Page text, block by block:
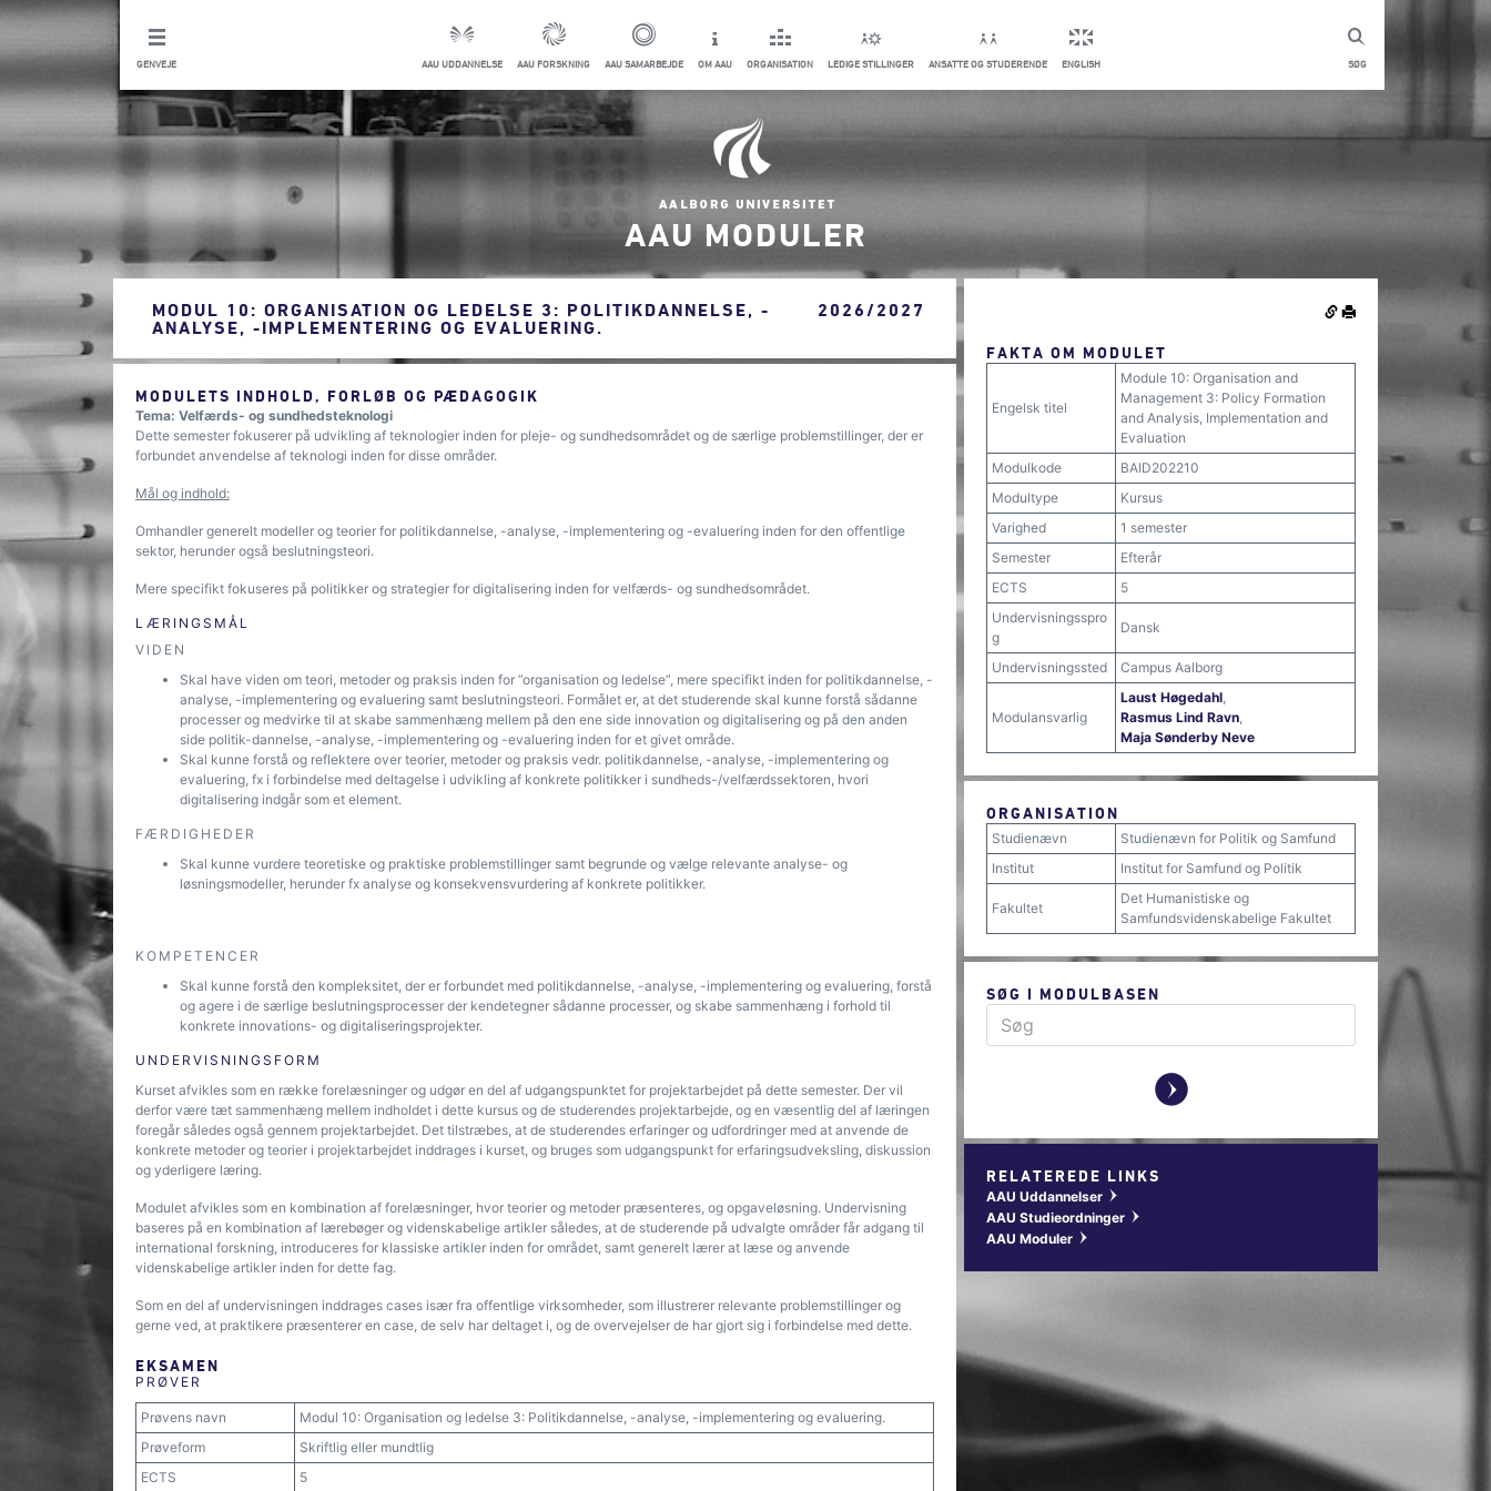
SØG
GENVEJE AAU UDDANNELSE AAU FORSKNING AAU SAMARBEJDE OM AAU ORGANISATION LEDIGE STILLINGER ANSATTE OG STUDERENDE ENGLISH
AAU MODULER
MODUL 10: ORGANISATION OG LEDELSE 3: POLITIKDANNELSE, -
ANALYSE, -IMPLEMENTERING OG EVALUERING.
2026/2027
MODULETS INDHOLD, FORLØB OG PÆDAGOGIK
Tema: Velfærds- og sundhedsteknologi
Dette semester fokuserer på udvikling af teknologier inden for pleje- og sundhedsområdet og de særlige problemstillinger, der er
forbundet anvendelse af teknologi inden for disse områder.
Mål og indhold:
Omhandler generelt modeller og teorier for politikdannelse, -analyse, -implementering og -evaluering inden for den offentlige
sektor, herunder også beslutningsteori.
Mere specifikt fokuseres på politikker og strategier for digitalisering inden for velfærds- og sundhedsområdet.
LÆRINGSMÅL
VIDEN
Skal have viden om teori, metoder og praksis inden for ”organisation og ledelse”, mere specifikt inden for politikdannelse, -
analyse, -implementering og evaluering samt beslutningsteori. Formålet er, at det studerende skal kunne forstå sådanne
processer og medvirke til at skabe sammenhæng mellem på den ene side innovation og digitalisering og på den anden
side politik-dannelse, -analyse, -implementering og -evaluering inden for et givet område.
Skal kunne forstå og reflektere over teorier, metoder og prak­sis vedr. politikdannelse, -analyse, -implementering og
evaluering, fx i forbindelse med del­tagelse i udvikling af konkrete politikker i sundheds-/velfærdssektoren, hvori
digitalisering indgår som et element.
FÆRDIGHEDER
Skal kunne vurdere teoretiske og praktiske problemstillinger samt begrunde og vælge relevante analyse- og
løsningsmodeller, herunder fx analyse og konsekvensvurdering af konkrete politikker.
KOMPETENCER
Skal kunne forstå den kompleksitet, der er forbundet med politikdannelse, -analyse, -implementering og evaluering, forstå
og agere i de særlige beslutningsprocesser der kendetegner sådanne processer, og skabe sammenhæng i forhold til
konkrete innovations- og digitaliseringsprojekter.
UNDERVISNINGSFORM
Kurset afvikles som en række forelæsninger og udgør en del af udgangspunktet for projektarbejdet på dette semester. Der vil
derfor være tæt sammenhæng mellem indholdet i dette kursus og de studerendes projektarbejde, og en væsentlig del af læringen
foregår således også gennem projektarbejdet. Det tilstræbes, at de studerendes erfaringer og udfordringer med at anvende de
konkrete metoder og teorier i projektarbejdet inddrages i kurset, og bruges som udgangspunkt for erfaringsudveksling, diskussion
og yderligere læring.
Modulet afvikles som en kombination af forelæsninger, hvor teorier og metoder præsenteres, og opgaveløsning. Undervisning
baseres på en kombination af lærebøger og videnskabelige artikler således, at de studerende på udvalgte områder får adgang til
international forskning, introduceres for klassiske artikler inden for området, samt generelt lærer at læse og anvende
videnskabelige artikler inden for dette fag.
Som en del af undervisningen inddrages cases især fra offentlige virksomheder, som illustrerer relevante problemstillinger og
gerne ved, at praktikere præsenterer en case, de selv har deltaget i, og de overvejelser de har gjort sig i forbindelse med dette.
EKSAMEN
PRØVER
Prøvens navn
Modul 10: Organisation og ledelse 3: Politikdannelse, -analyse, -implementering og evaluering.
Prøveform
Skriftlig eller mundtlig
ECTS
5
FAKTA OM MODULET
Engelsk titel
Module 10: Organisation and
Management 3: Policy Formation
and Analysis, Implementation and
Evaluation
Modulkode
BAID202210
Modultype
Kursus
Varighed
1 semester
Semester
Efterår
ECTS
5
Undervisningsspro
g
Dansk
Undervisningssted Campus Aalborg
Modulansvarlig
Laust Høgedahl,
Rasmus Lind Ravn,
Maja Sønderby Neve
ORGANISATION
Studienævn
Studienævn for Politik og Samfund
Institut
Institut for Samfund og Politik
Fakultet
Det Humanistiske og
Samfundsvidenskabelige Fakultet
SØG I MODULBASEN
y
RELATEREDE LINKS
AAU Uddannelser w
AAU Studieordninger w
AAU Moduler w